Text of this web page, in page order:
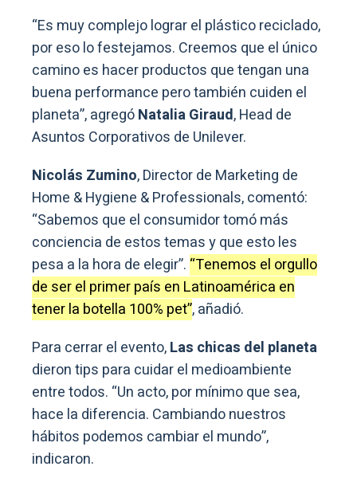
“Es muy complejo lograr el plástico reciclado,
por eso lo festejamos. Creemos que el único
camino es hacer productos que tengan una
buena performance pero también cuiden el
planeta”, agregóNatalia Giraud, Head de
Asuntos Corporativos de Unilever.
Nicolás Zumino, Director de Marketing de
Home & Hygiene & Professionals, comentó:
“Sabemos que el consumidor tomó más
conciencia de estos temas y que esto les
pesa a la hora de elegir”. “Tenemos el orgullo
de ser el primer país en Latinoamérica en
tener la botella 100% pet”, añadió.
Para cerrar el evento,Las chicas del planeta
dieron tips para cuidar el medioambiente
entre todos. “Un acto, por mínimo que sea,
hace la diferencia. Cambiando nuestros
hábitos podemos cambiar el mundo”,
indicaron.